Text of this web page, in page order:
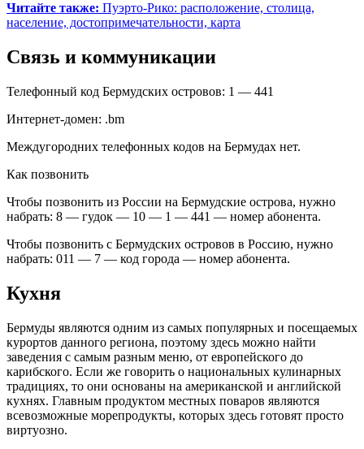
Читайте также: Пуэрто-Рико: расположение, столица,
население, достопримечательности, карта
Связь и коммуникации
Телефонный код Бермудских островов: 1 — 441
Интернет-домен: .bm
Междугородних телефонных кодов на Бермудах нет.
Как позвонить
Чтобы позвонить из России на Бермудские острова, нужно
набрать: 8 — гудок — 10 — 1 — 441 — номер абонента.
Чтобы позвонить с Бермудских островов в Россию, нужно
набрать: 011 — 7 — код города — номер абонента.
Кухня
Бермуды являются одним из самых популярных и посещаемых
курортов данного региона, поэтому здесь можно найти
заведения с самым разным меню, от европейского до
карибского. Если же говорить о национальных кулинарных
традициях, то они основаны на американской и английской
кухнях. Главным продуктом местных поваров являются
всевозможные морепродукты, которых здесь готовят просто
виртуозно.